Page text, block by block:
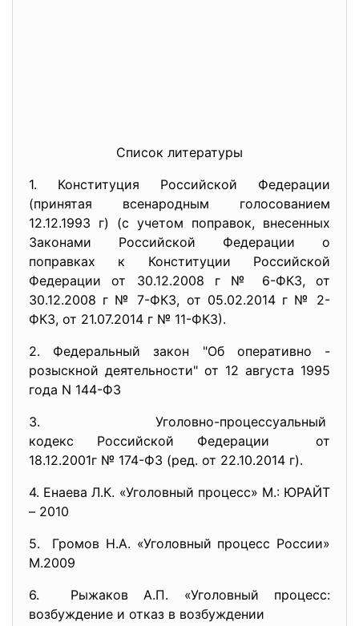
Список литературы
1. Конституция Российской Федерации
(принятая всенародным голосованием
12.12.1993 г) (с учетом поправок, внесенных
Законами Российской Федерации о
поправках к Конституции Российской
Федерации от 30.12.2008 г № 6-ФКЗ, от
30.12.2008 г № 7-ФКЗ, от 05.02.2014 г № 2-
ФКЗ, от 21.07.2014 г № 11-ФКЗ).
2. Федеральный закон "Об оперативно -
розыскной деятельности" от 12 августа 1995
года N 144-ФЗ
3. Уголовно-процессуальный
кодекс Российской Федерации от
18.12.2001г № 174-ФЗ (ред. от 22.10.2014 г).
4. Енаева Л.К. «Уголовный процесс» М.: ЮРАЙТ
– 2010
5. Громов Н.А. «Уголовный процесс России»
М.2009
6. Рыжаков А.П. «Уголовный процесс:
возбуждение и отказ в возбуждении